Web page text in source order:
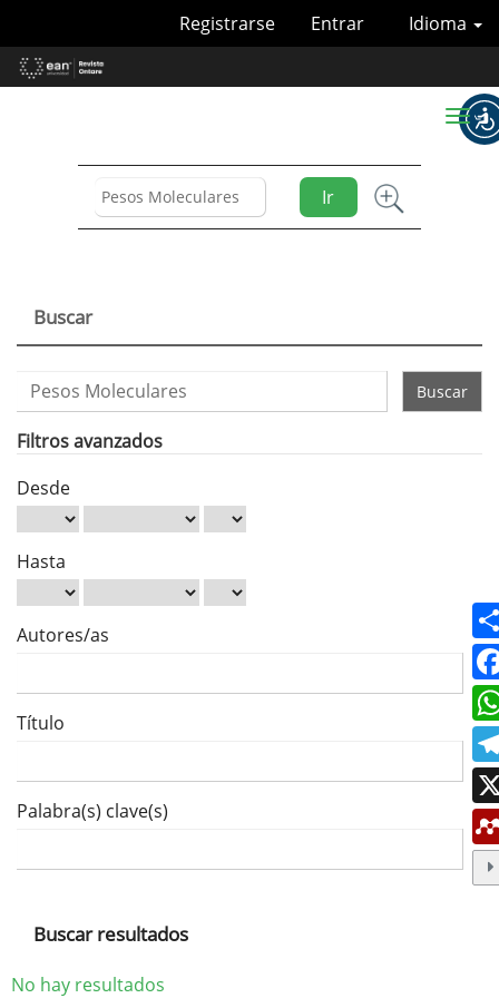
Contenido
principal
Idioma
Registrarse Entrar
Ir
Toggle
Buscar
Buscar
artículos
por
Filtros avanzados
Desde
Hasta
Autores/as
Título
Palabra(s) clave(s)
Buscar resultados
No hay resultados